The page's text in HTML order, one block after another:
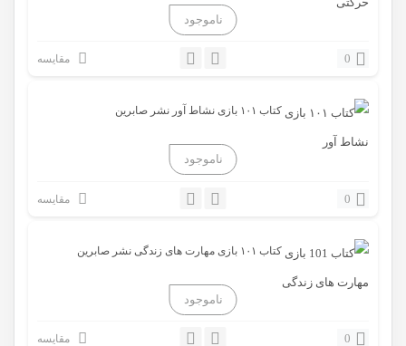
0 مقایسه
کتاب ۱۰۱ بازی نشاط آور نشر صابرین
0 مقایسه
کتاب ۱۰۱ بازی مهارت های زندگی نشر صابرین
0 مقایسه